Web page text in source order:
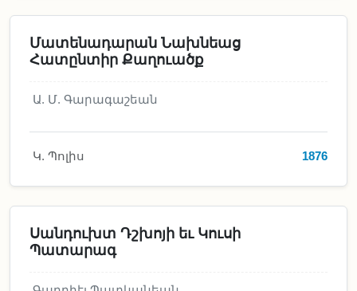
Մատենադարան Նախնեաց
Հատընտիր Քաղուածք
Ա. Մ. Գարագաշեան
Կ. Պոլիս 1876
Սանդուխտ Դշխոյի եւ Կուսի
Պատարագ